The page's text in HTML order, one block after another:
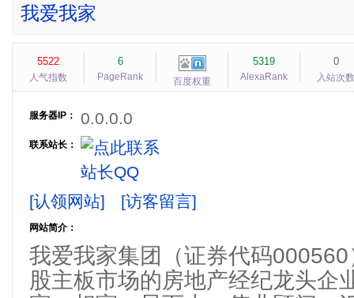
我爱我家
5522
人气指数
6
PageRank 百度权重
5319
AlexaRank
0
入站次数
服务器IP： 0.0.0.0
联系站长：
[认领网站] [访客留言]
网站简介：
我爱我家集团（证券代码
股主板市场的房地产经纪龙头企